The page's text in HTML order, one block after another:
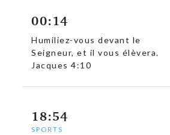
00:14
Humiliez-vous devant le
Seigneur, et il vous élèvera.
Jacques 4:10
18:54
SPORTS